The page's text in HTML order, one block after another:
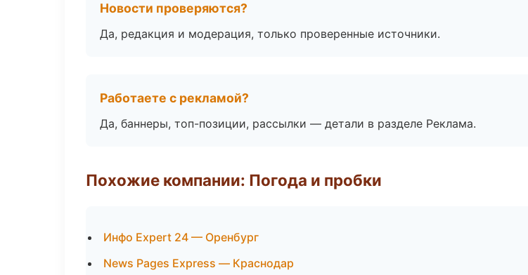
Новости проверяются?
Да, редакция и модерация, только проверенные источники.
Работаете с рекламой?
Да, баннеры, топ-позиции, рассылки — детали в разделе Реклама.
Похожие компании: Погода и пробки
Инфо Expert 24 — Оренбург
News Pages Express — Краснодар